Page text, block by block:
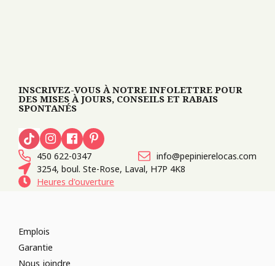
INSCRIVEZ-VOUS À NOTRE INFOLETTRE POUR
DES MISES À JOURS, CONSEILS ET RABAIS
SPONTANÉS
450 622-0347
info@pepinierelocas.com
3254, boul. Ste-Rose, Laval, H7P 4K8
Heures d'ouverture
Emplois
Garantie
Nous joindre